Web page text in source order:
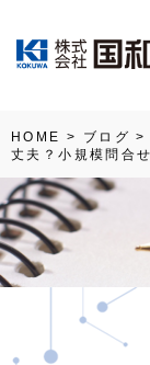
HOME > ブログ >
丈夫？小規模問合